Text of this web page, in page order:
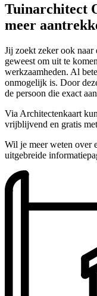
Tuinarchitect
meer
Jij zoekt zeker ook
geweest om uit te
werkzaamheden. Al
onmogelijk is. Door
de persoon die exact
Via Architectenkaart
vrijblijvend en gratis
Wil je meer weten over
uitgebreide